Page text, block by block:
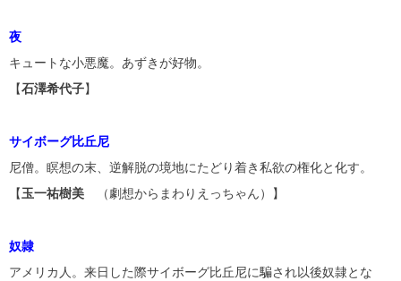
夜
キュートな小悪魔。あずきが好物。
【石澤希代子】
サイボーグ比丘尼
尼僧。瞑想の末、逆解脱の境地にたどり着き私欲の権化と化す。
【玉一祐樹美 （劇想からまわりえっちゃん）】
奴隷
アメリカ人。来日した際サイボーグ比丘尼に騙され以後奴隷とな